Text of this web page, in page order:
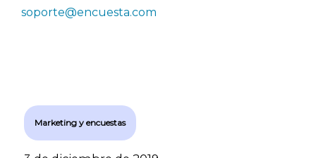
soporte@encuesta.com
Marketing y encuestas